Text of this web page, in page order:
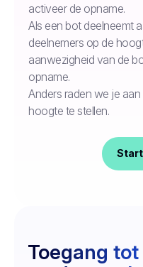
activeer de opname.
Als een bot deelneemt
deelnemers op de
aanwezigheid van de
opname.
Anders raden we je
hoogte te stellen.
Toegang